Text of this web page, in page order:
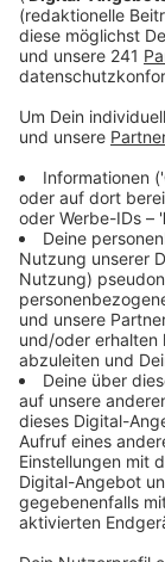
Veröffentlicht:
Anzeige
Der 51-
andere Autos
Wohnmobil
ein. Dann
vier oder fünf,
traten und
verletzt - mit
ins
Polizei mit
bislang fehlt
sie das
Jetzt ermitteln